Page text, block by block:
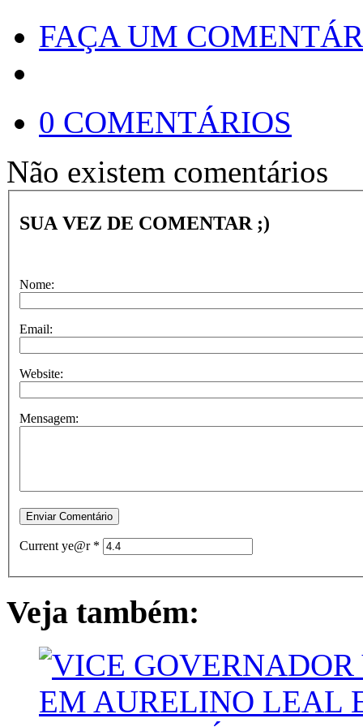
FAÇA UM
0 COMENTÁRIOS
Não existem comentários
SUA VEZ DE COMENTAR ;)
Nome:
Email:
Website:
Mensagem:
Current ye@r *
Veja também: